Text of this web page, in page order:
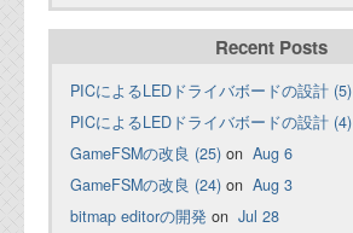
Recent Posts
PICによるLEDドライバボードの設計 (5)
PICによるLEDドライバボードの設計 (4)
GameFSMの改良 (25) on Aug 6
GameFSMの改良 (24) on Aug 3
bitmap editorの開発 on Jul 28